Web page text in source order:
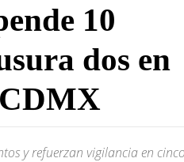
10
dos en
y refuerzan vigilancia en cinco